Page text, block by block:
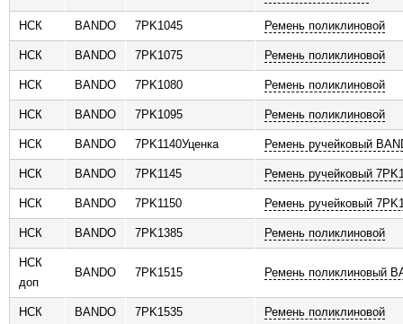
НСК BANDO 7PK1045 Ремень поликлиновой
НСК BANDO 7PK1075 Ремень поликлиновой
НСК BANDO 7PK1080 Ремень поликлиновой
НСК BANDO 7PK1095 Ремень поликлиновой
НСК BANDO 7PK1140Уценка Ремень ручейковый
НСК BANDO 7PK1145 Ремень ручейковый
НСК BANDO 7PK1150 Ремень ручейковый
НСК BANDO 7PK1385 Ремень поликлиновой
НСК
доп
BANDO 7PK1515 Ремень поликлиновый
НСК BANDO 7PK1535 Ремень поликлиновой